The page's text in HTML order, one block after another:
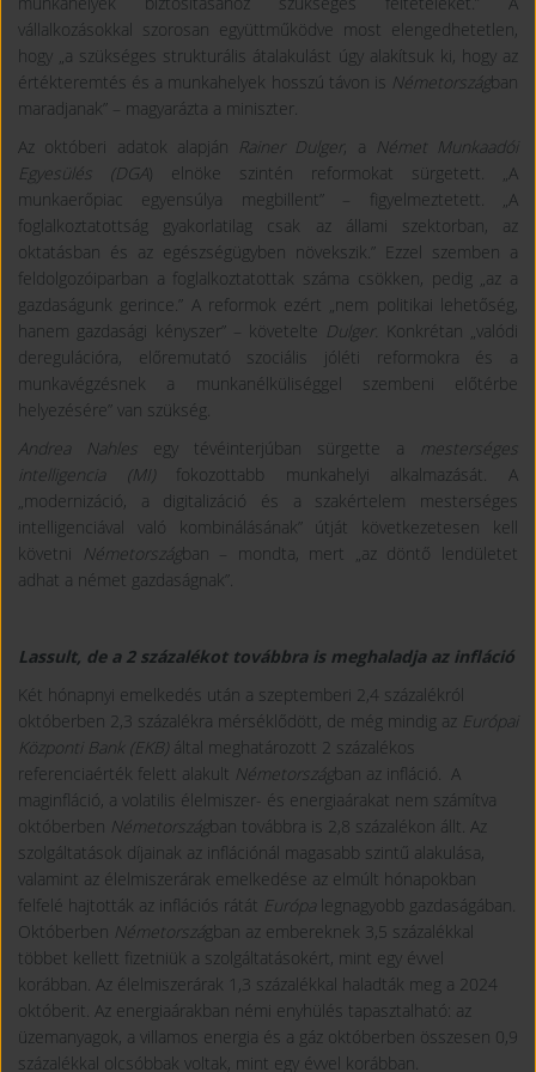
vállalkozásokkal szorosan együttműködve most elengedhetetlen,
hogy „a szükséges strukturális átalakulást úgy alakítsuk ki, hogy az
értékteremtés és a munkahelyek hosszú távon is Németország ban
maradjanak” – magyarázta a miniszter.
Az októberi adatok alapján Rainer Dulger, a Német Munkaadói
Egyesülés (DGA) elnöke szintén reformokat sürgetett. „A
munkaerőpiac egyensúlya megbillent” – figyelmeztetett. „A
foglalkoztatottság gyakorlatilag csak az állami szektorban, az
oktatásban és az egészségügyben növekszik.” Ezzel szemben a
feldolgozóiparban a foglalkoztatottak száma csökken, pedig „az a
gazdaságunk gerince.” A reformok ezért „nem politikai lehetőség,
hanem gazdasági kényszer” – követelte Dulger.
Konkrétan „valódi
deregulációra, előremutató szociális jóléti reformokra és a
munkavégzésnek a munkanélküliséggel szembeni előtérbe
helyezésére” van szükség.
Andrea Nahles egy tévéinterjúban sürgette a
mesterséges
intelligencia (MI) fokozottabb munkahelyi alkalmazását. A
„modernizáció, a digitalizáció és a szakértelem mesterséges
intelligenciával való kombinálásának” útját következetesen kell
követni
Németország ban – mondta, mert „az döntő lendületet
adhat a német gazdaságnak”.
Lassult, de a 2 százalékot továbbra is meghaladja az infláció
Két hónapnyi emelkedés után a szeptemberi 2,4 százalékról
októberben 2,3 százalékra mérséklődött, de még mindig az Európai
Központi Bank (EKB) által meghatározott 2 százalékos
referenciaérték felett alakult Németország ban az infláció. A
maginfláció, a volatilis élelmiszer- és energiaárakat nem számítva
októberben Németország ban továbbra is 2,8 százalékon állt. Az
szolgáltatások díjainak az inflációnál magasabb szintű alakulása,
valamint az élelmiszerárak emelkedése az elmúlt hónapokban
felfelé hajtották az inflációs rátát Európa legnagyobb gazdaságában.
Októberben Németországban az embereknek 3,5 százalékkal
többet kellett fizetniük a szolgáltatásokért, mint egy évvel
korábban. Az élelmiszerárak 1,3 százalékkal haladták meg a 2024
októberit. Az energiaárakban némi enyhülés tapasztalható: az
üzemanyagok, a villamos energia és a gáz októberben összesen 0,9
százalékkal olcsóbbak voltak, mint egy évvel korábban.